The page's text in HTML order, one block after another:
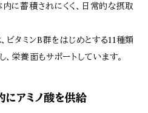
に蓄積されにくく、日常的な摂取
ビタミンB群をはじめとする11種類
、栄養面もサポートしています。
アミノ酸を供給